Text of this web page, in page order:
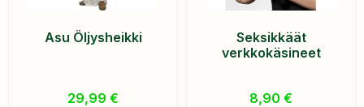
Asu Öljysheikki
29,99 €
Seksikkäät
verkkokäsineet
8,90 €